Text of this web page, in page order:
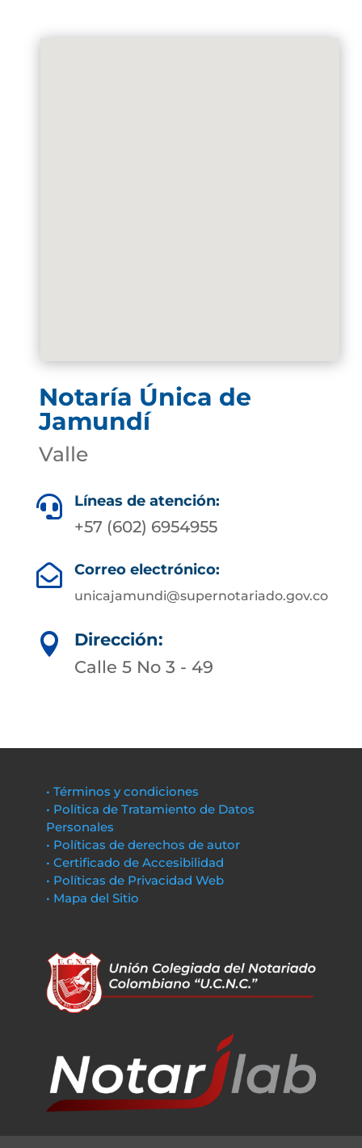
Notaría Única de
Jamundí
Valle
 Líneas de atención:
+57 (602) 6954955
 Correo electrónico:
unicajamundi@supernotariado.gov.co

Dirección:
Calle 5 No 3 - 49
• Términos y condiciones
• Política de Tratamiento de Datos
Personales
• Políticas de derechos de autor
• Certificado de Accesibilidad
• Políticas de Privacidad Web
• Mapa del Sitio